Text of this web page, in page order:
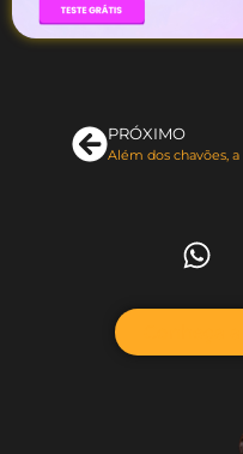
PRÓXIMO